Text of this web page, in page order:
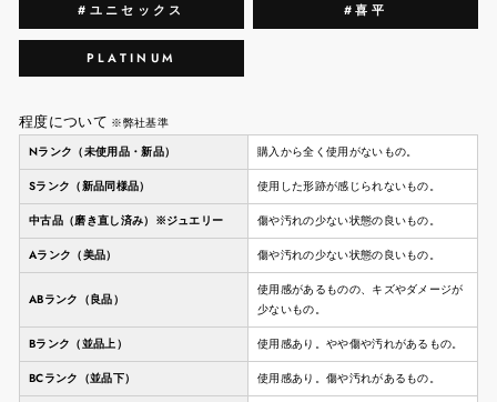
#ユニセックス #喜平
PLATINUM
程度について ※弊社基準
Nランク（未使用品・新品）
購入から全く使用がないもの。
Sランク（新品同様品） 使用した形跡が感じられないもの。
中古品（磨き直し済み）※ジュエリー 傷や汚れの少ない状態の良いもの。
Aランク（美品） 傷や汚れの少ない状態の良いもの。
ABランク（良品）
使用感があるものの、キズやダメージが
少ないもの。
Bランク（並品上） 使用感あり。やや傷や汚れがあるもの。
BCランク（並品下） 使用感あり。傷や汚れがあるもの。